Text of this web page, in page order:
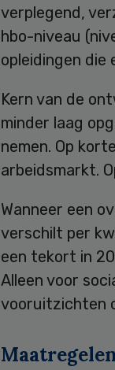
verplegend,
hbo-niveau
opleidingen die
Kern van de
minder laag
nemen. Op
arbeidsmarkt.
Wanneer een
verschilt per
een tekort in
Alleen voor
vooruitzichten